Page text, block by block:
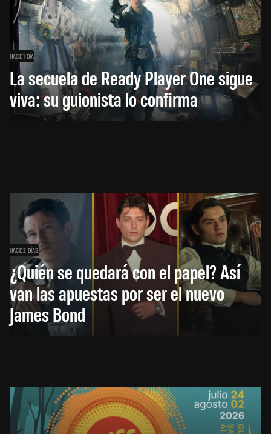
HACE 1 DÍA
La secuela de Ready Player One sigue
viva: su guionista lo confirma
HACE 2 DÍAS
¿Quién se quedará con el papel? Así
van las apuestas por ser el nuevo
James Bond